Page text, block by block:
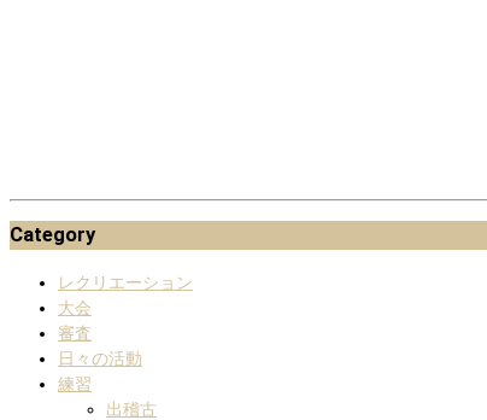
Category
レクリエーション
大会
審査
日々の活動
練習
出稽古